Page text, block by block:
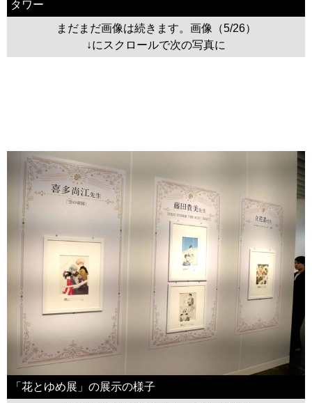
タワー
まだまだ画像は続きます。画像（5/26）
↓にスクロールで次の写真に
「花とゆめ展」の展示の様子